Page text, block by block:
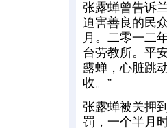
张露蝉曾告诉
迫害善良的民
月。二零一二
台劳教所。平
露蝉，心脏跳
收。”
张露蝉被关押
罚，一个半月